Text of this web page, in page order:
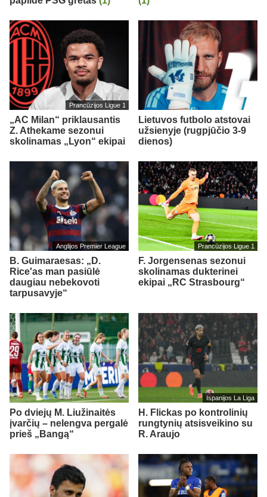
Prancūzijos Ligue 1
„AC Milan“ priklausantis
Z. Athekame sezonui
skolinamas „Lyon“ ekipai
Lietuvos futbolo atstovai
užsienyje (rugpjūčio 3-9
dienos)
Anglijos Premier League
B. Guimaraesas: „D.
Rice'as man pasiūlė
daugiau nebekovoti
tarpusavyje“
Prancūzijos Ligue 1
F. Jorgensenas sezonui
skolinamas dukterinei
ekipai „RC Strasbourg“
Po dviejų M. Liužinaitės
įvarčių – nelengva pergalė
prieš „Bangą“
Ispanijos La Liga
H. Flickas po kontrolinių
rungtynių atsisveikino su
R. Araujo